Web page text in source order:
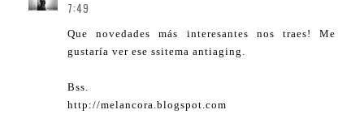
7:49
Que novedades más interesantes nos traes! Me
gustaría ver ese ssitema antiaging.
Bss.
http://melancora.blogspot.com